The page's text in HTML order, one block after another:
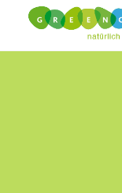
content